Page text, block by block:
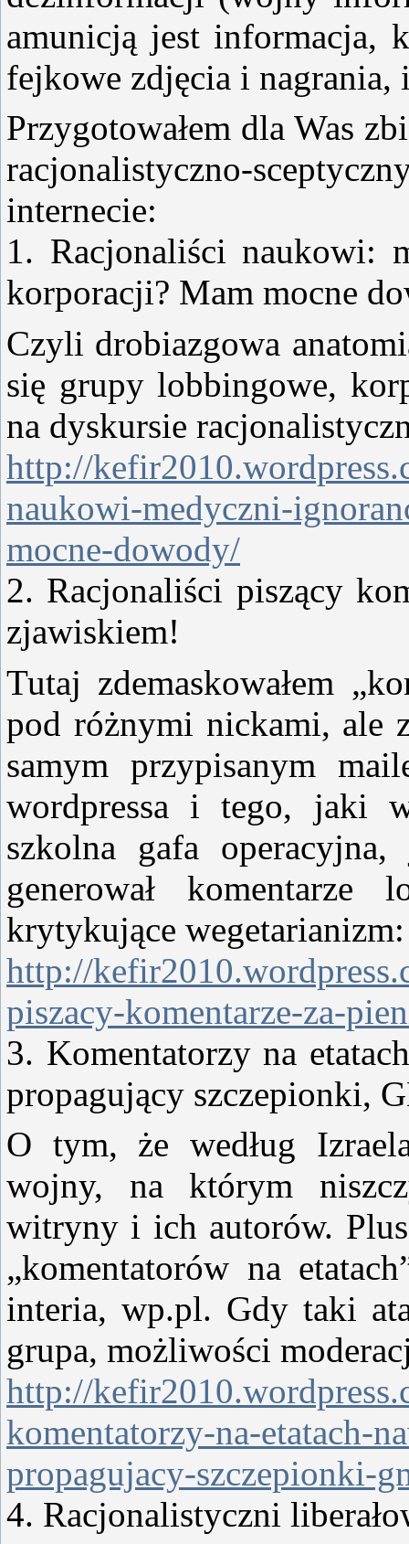
amunicją jest informacja,
fejkowe zdjęcia i nagrania,
Przygotowałem dla Was
racjonalistyczno-
internecie:
1. Racjonaliści naukowi:
korporacji? Mam mocne
Czyli drobiazgowa
się grupy lobbingowe,
na dyskursie
http://
naukowi-medyczni-
mocne-dowody/
2. Racjonaliści piszący
zjawiskiem!
Tutaj zdemaskowałem
pod różnymi nickami, ale
samym przypisanym
wordpressa i tego, jaki
szkolna gafa
generował
krytykujące wegetarianizm:
http://
piszacy-komentarze-za-
3. Komentatorzy na
propagujący szczepionki,
O tym, że według
wojny, na którym
witryny i ich autorów. Plus
„komentatorów na
interia, wp.pl. Gdy taki
grupa, możliwości
http://
komentatorzy-na-etatach-
propagujacy-szczepionki-
4. Racjonalistyczni